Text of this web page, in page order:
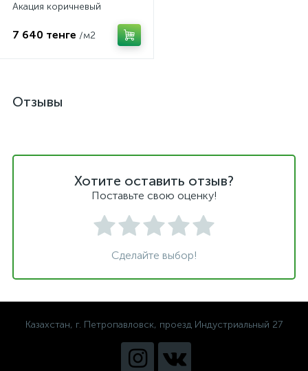
Акация коричневый
7 640 тенге /м2
Отзывы
Хотите оставить отзыв?
Поставьте свою оценку!
Сделайте выбор!
Казахстан, г. Петропавловск, проезд Индустриальный 27